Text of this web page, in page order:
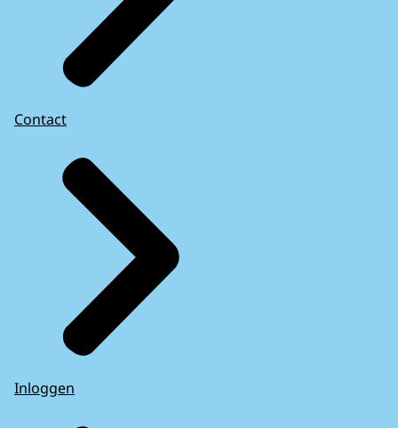
Contact
Inloggen